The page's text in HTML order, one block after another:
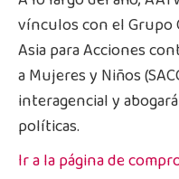
vínculos con el Grupo
Asia para Acciones
a Mujeres y Niños
interagencial y
políticas.
Ir a la página de